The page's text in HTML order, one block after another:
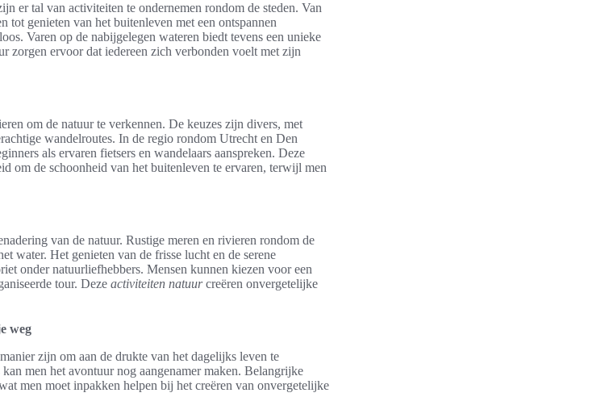
er tal van activiteiten te ondernemen rondom de steden. Van
tot genieten van het buitenleven met een ontspannen
Varen op de nabijgelegen wateren biedt tevens een unieke
zorgen ervoor dat iedereen zich verbonden voelt met zijn
om de natuur te verkennen. De keuzes zijn divers, met
wandelroutes. In de regio rondom Utrecht en Den
als ervaren fietsers en wandelaars aanspreken. Deze
om de schoonheid van het buitenleven te ervaren, terwijl men
van de natuur. Rustige meren en rivieren rondom de
water. Het genieten van de frisse lucht en de serene
onder natuurliefhebbers. Mensen kunnen kiezen voor een
tour. Deze activiteiten natuurcreëren onvergetelijke
weg
zijn om aan de drukte van het dagelijks leven te
men het avontuur nog aangenamer maken. Belangrijke
men moet inpakken helpen bij het creëren van onvergetelijke